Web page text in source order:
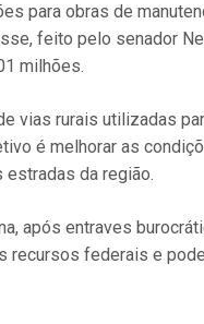
para obras de
feito pelo senador
milhões.
vias rurais utilizadas
é melhorar as
da região.
após entraves
recursos federais e